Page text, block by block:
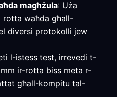
magħżula: Uża
rotta waħda għall-
diversi protokolli jew
l-istess test, irrevedi t-
ir-rotta biss meta r-
għall-kompitu tal-